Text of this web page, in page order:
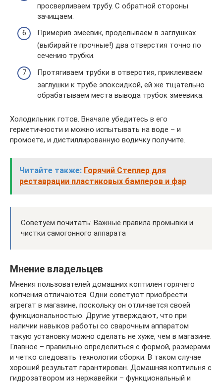
просверливаем трубу. С обратной стороны
зачищаем.
Примерив змеевик, проделываем в заглушках
(выбирайте прочные!) два отверстия точно по
сечению трубки.
Протягиваем трубки в отверстия, приклеиваем
заглушки к трубе эпоксидкой, ей же тщательно
обрабатываем места вывода трубок змеевика.
Холодильник готов. Вначале убедитесь в его
герметичности и можно испытывать на воде – и
промоете, и дистиллированную водичку получите.
Читайте также: Горячий Cтеплер для
реставрации пластиковых бамперов и фар
Советуем почитать: Важные правила промывки и
чистки самогонного аппарата
Мнение владельцев
Мнения пользователей домашних коптилен горячего
копчения отличаются. Одни советуют приобрести
агрегат в магазине, поскольку он отличается своей
функциональностью. Другие утверждают, что при
наличии навыков работы со сварочным аппаратом
такую установку можно сделать не хуже, чем в магазине.
Главное – правильно определиться с формой, размерами
и четко следовать технологии сборки. В таком случае
хороший результат гарантирован. Домашняя коптильня с
гидрозатвором из нержавейки – функциональный и